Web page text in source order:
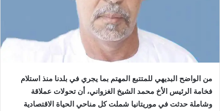
من الواضح البديهي للمتتبع المهتم بما يجري في بلدنا منذ استلام
فخامة الرئيس الأخ محمد الشيخ الغزواني، أن تحولات عملاقة
وشاملة حدثت في موريتانيا شملت كل مناحي الحياة الاقتصادية